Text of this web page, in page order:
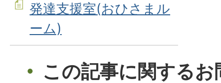
発達支援室(おひさまル
ーム)
この記事に関する